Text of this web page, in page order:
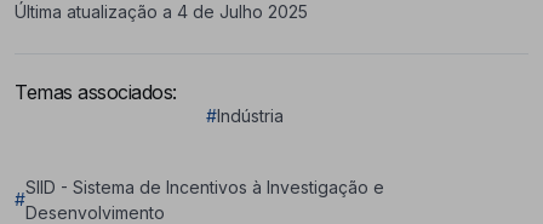
Última atualização a 4 de Julho 2025
Temas associados:
#Indústria
#
SIID - Sistema de Incentivos à Investigação e
Desenvolvimento